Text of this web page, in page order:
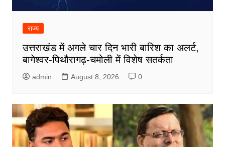
राज्य
उत्तराखंड में अगले चार दिन भारी बारिश का अलर्ट,
बागेश्वर-पिथौरागढ़-चमोली में विशेष सतर्कता
admin August 8, 2026 0